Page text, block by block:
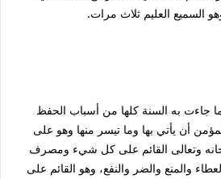
السميع العليم ثلاث مرات.
جاءت به السنة كلها من أسباب الحفظ
أن يأتي بها وما تيسر منها وهو على
وتعالى القائم على كل شيء ومصرف
والمنع والضر والنفع، وهو القائم على